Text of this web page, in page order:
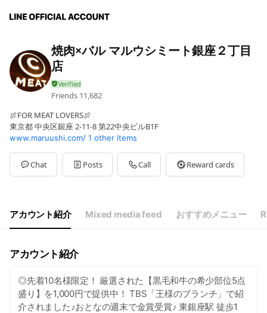
焼肉×バル マルウシミート銀座２丁目
店
Friends 11,682
🍖FOR MEAT LOVERS🍖
東京都 中央区銀座 2-11-8 第22中央ビルB1F
www.maruushi.com/ 1 other items
Chat Posts Call Reward cards
アカウント紹介 Mixed media feed おすすめメニュー
アカウント紹介
◎先着10名様限定！ 厳選された【黒毛和牛の希少部位5点
盛り】を1,000円で提供中！ TBS「王様のブランチ」で紹
介されました♪おとなの週末で金賞受賞♪ 東銀座駅 徒歩1